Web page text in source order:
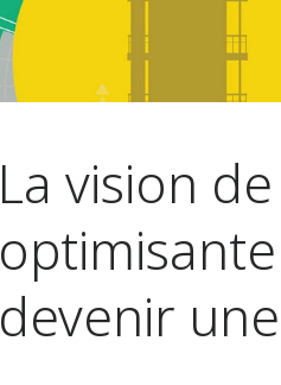
La vision
devenir